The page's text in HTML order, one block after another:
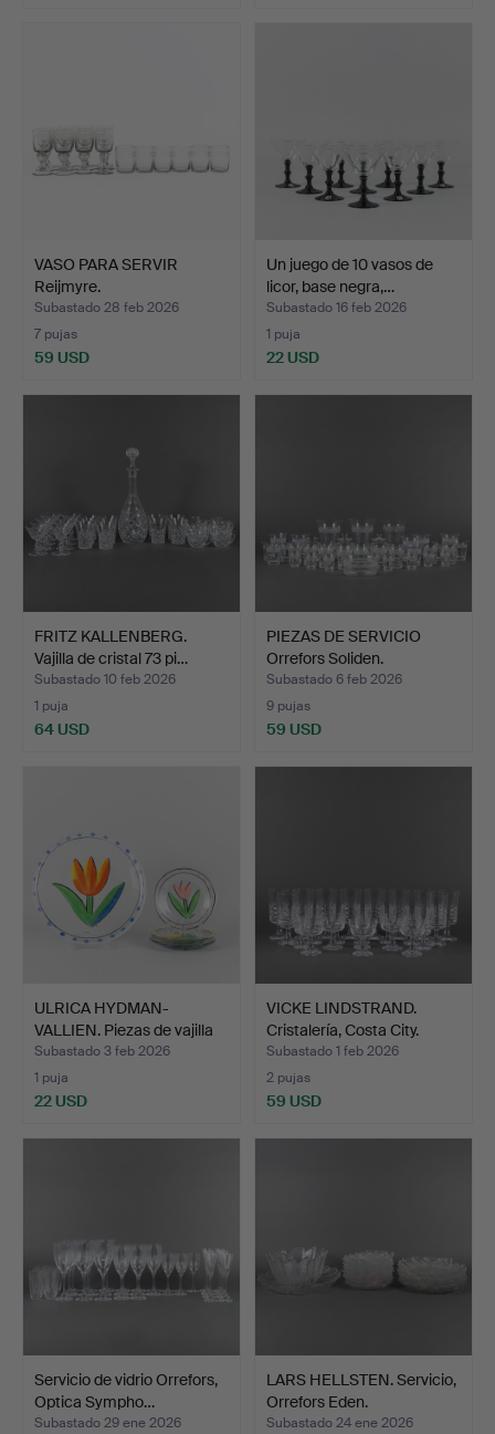
VASO PARA SERVIR
Reijmyre.
Subastado 28 feb 2026
7 pujas
59 USD
Un juego de 10 vasos de
licor, base negra,…
Subastado 16 feb 2026
1 puja
22 USD
FRITZ KALLENBERG.
Vajilla de cristal 73 pi…
Subastado 10 feb 2026
1 puja
64 USD
PIEZAS DE SERVICIO
Orrefors Soliden.
Subastado 6 feb 2026
9 pujas
59 USD
ULRICA HYDMAN-
VALLIEN. Piezas de vajilla
K…
Subastado 3 feb 2026
1 puja
22 USD
VICKE LINDSTRAND.
Cristalería, Costa City.
Subastado 1 feb 2026
2 pujas
59 USD
Servicio de vidrio Orrefors,
Optica Sympho…
Subastado 29 ene 2026
LARS HELLSTEN. Servicio,
Orrefors Eden.
Subastado 24 ene 2026